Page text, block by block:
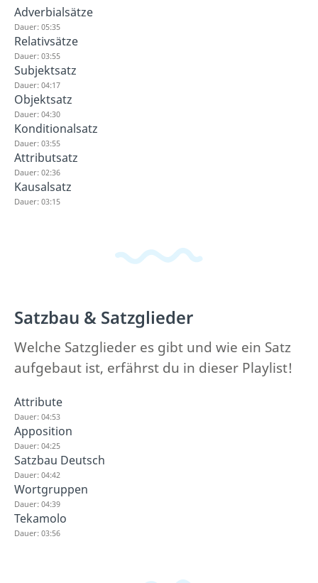
Adverbialsätze
Dauer: 05:35
Relativsätze
Dauer: 03:55
Subjektsatz
Dauer: 04:17
Objektsatz
Dauer: 04:30
Konditionalsatz
Dauer: 03:55
Attributsatz
Dauer: 02:36
Kausalsatz
Dauer: 03:15
Satzbau & Satzglieder
Welche Satzglieder es gibt und wie ein Satz
aufgebaut ist, erfährst du in dieser Playlist!
Attribute
Dauer: 04:53
Apposition
Dauer: 04:25
Satzbau Deutsch
Dauer: 04:42
Wortgruppen
Dauer: 04:39
Tekamolo
Dauer: 03:56